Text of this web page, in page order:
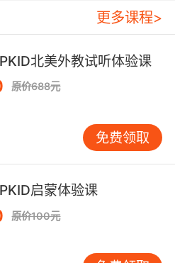
让孩子跟着唱。例如，
歌词，帮助孩子记住每个
唱，孩子可以逐渐掌握
是掌握音标的关键，通过
好地理解音标与单词之间
一些简单的单词，让孩子
cat的音标是/kæt/，孩子
音标拼读出来。通过反
握音标拼读技巧。
与单词结合，可以帮助孩
长可以选择一些常用的单
忆单词。例如，apple的音
过音标记忆这个单词。
更多课程>
北美外教试听体验课
原价688元
免费领取
启蒙体验课
原价100元